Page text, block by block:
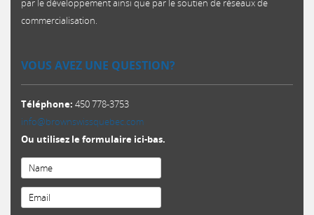
par le développement ainsi que par le soutien de réseaux de
commercialisation.​
VOUS AVEZ UNE QUESTION?
Téléphone: 450 778-3753
info@brownswissquebec.com
Ou utilisez le formulaire ici-bas.
Email*